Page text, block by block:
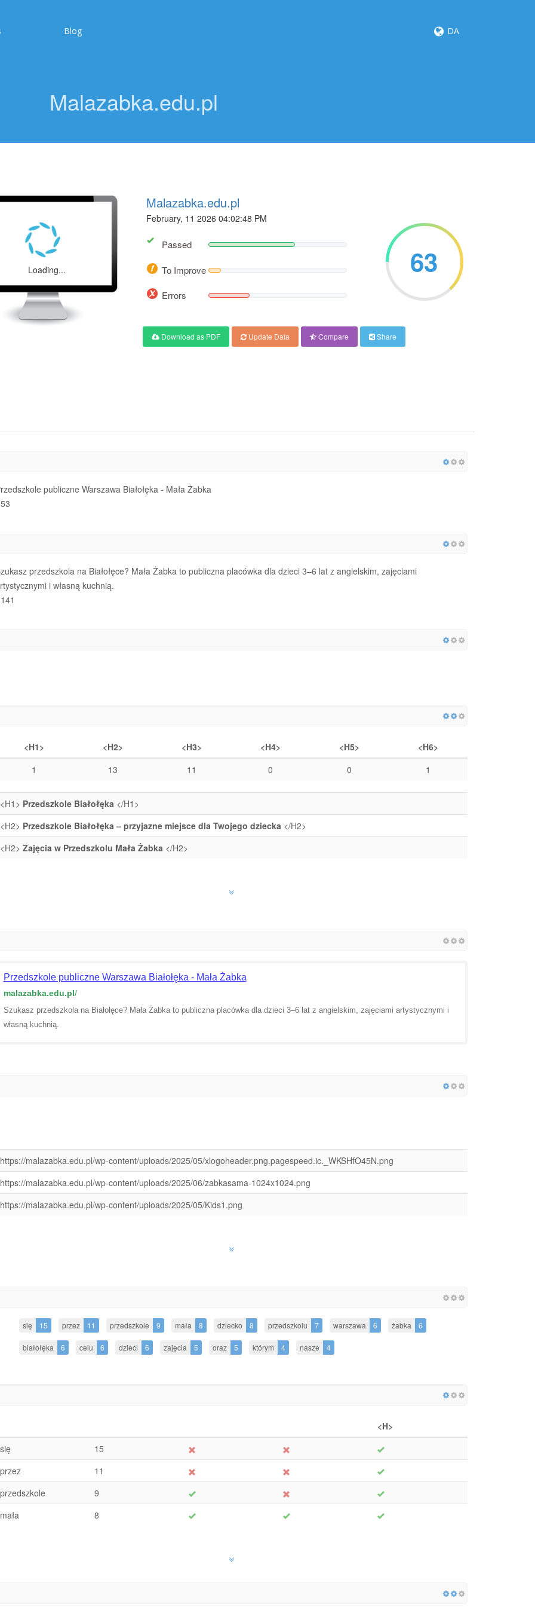
Blog DA
Malazabka.edu.pl
Loading...
Malazabka.edu.pl
February, 11 2026 04:02:48 PM
Passed
To Improve
Errors
63
Download as PDF Update Data Compare Share
publiczne Warszawa Białołęka - Mała Żabka
53
przedszkola na Białołęce? Mała Żabka to publiczna placówka dla dzieci 3–6 lat z angielskim, zajęciami
i własną kuchnią.
141
<H1> <H2> <H3> <H4> <H5>
<H6>
1
13 11 0 0 1
<H1> Przedszkole Białołęka </H1>
<H2> Przedszkole Białołęka – przyjazne miejsce dla Twojego dziecka </H2>
<H2> Zajęcia w Przedszkolu Mała Żabka </H2>
Przedszkole publiczne Warszawa Białołęka - Mała Żabka
malazabka.edu.pl/
Szukasz przedszkola na Białołęce? Mała Żabka to publiczna placówka dla dzieci 3–6 lat z angielskim, zajęciami artystycznymi i
własną kuchnią.
https://malazabka.edu.pl/wp-content/uploads/2025/05/xlogoheader.png.pagespeed.ic._WKSHfO45N.png
https://malazabka.edu.pl/wp-content/uploads/2025/06/zabkasama-1024x1024.png
https://malazabka.edu.pl/wp-content/uploads/2025/05/Kids1.png
się 15 przez 11 przedszkole 9 mała 8 dziecko 8 przedszkolu 7 warszawa 6 żabka 6
białołęka 6 celu 6 dzieci 6 zajęcia 5 oraz 5 którym 4 nasze 4
<H>
się
15
przez
11
przedszkole
9
mała
8